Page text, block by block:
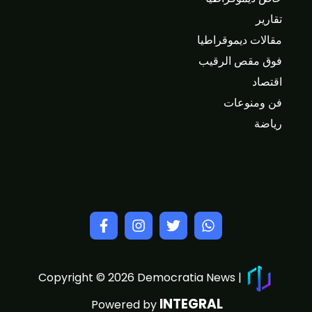
تقارير
مقالات ديموقراطيا
فوق مقص الرقيب
اقتصاد
فن ومنوعات
رياضة
Powered by INTEGRAL